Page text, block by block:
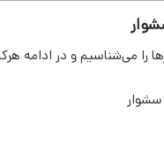
می‌شناسیم و در ادامه